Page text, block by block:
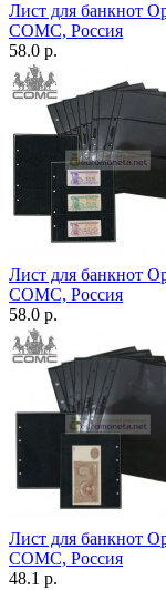
Лист для банкнот
СОМС, Россия
58.0 р.
Лист для банкнот
СОМС, Россия
58.0 р.
Лист для банкнот
СОМС, Россия
48.1 р.